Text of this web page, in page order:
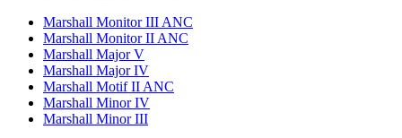
Marshall Monitor III ANC
Marshall Monitor II ANC
Marshall Major V
Marshall Major IV
Marshall Motif II ANC
Marshall Minor IV
Marshall Minor III